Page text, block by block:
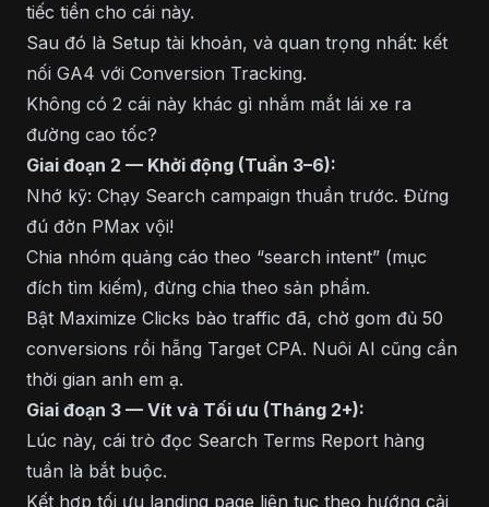
tiếc tiền cho cái này.
Sau đó là Setup tài khoản, và quan trọng nhất: kết
nối GA4 với Conversion Tracking.
Không có 2 cái này khác gì nhắm mắt lái xe ra
đường cao tốc?
Giai đoạn 2 — Khởi động (Tuần 3–6):
Nhớ kỹ: Chạy Search campaign thuần trước. Đừng
đú đởn PMax vội!
Chia nhóm quảng cáo theo “search intent” (mục
đích tìm kiếm), đừng chia theo sản phẩm.
Bật Maximize Clicks bào traffic đã, chờ gom đủ 50
conversions rồi hẵng Target CPA. Nuôi AI cũng cần
thời gian anh em ạ.
Giai đoạn 3 — Vít và Tối ưu (Tháng 2+):
Lúc này, cái trò đọc Search Terms Report hàng
tuần là bắt buộc.
Kết hợp tối ưu landing page liên tục theo hướng cải